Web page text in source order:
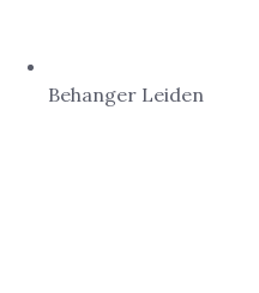
Behanger Leiden